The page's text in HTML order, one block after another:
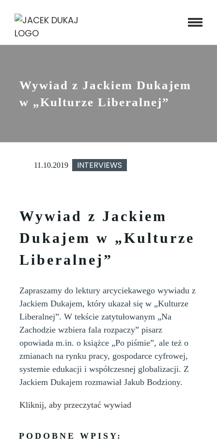
content
Wywiad z Jackiem Dukajem
w „Kulturze Liberalnej”
11.10.2019 INTERVIEWS
Wywiad z Jackiem
Dukajem w „Kulturze
Liberalnej”
Zapraszamy do lektury arcyciekawego wywiadu z
Jackiem Dukajem, który ukazał się w „Kulturze
Liberalnej”. W tekście zatytułowanym „Na
Zachodzie wzbiera fala rozpaczy” pisarz
opowiada m.in. o książce „Po piśmie”, ale też o
zmianach na rynku pracy, gospodarce cyfrowej,
systemie edukacji i współczesnej globalizacji. Z
Jackiem Dukajem rozmawiał Jakub Bodziony.
Kliknij, aby przeczytać wywiad
PODOBNE WPISY: